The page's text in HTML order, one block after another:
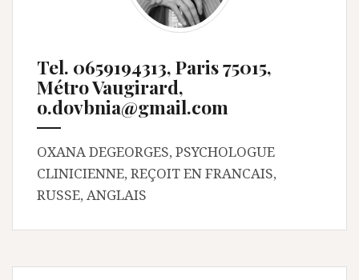
Tel. 0659194313, Paris 75015,
Métro Vaugirard,
o.dovbnia@gmail.com
OXANA DEGEORGES, PSYCHOLOGUE
CLINICIENNE, REÇOIT EN FRANCAIS,
RUSSE, ANGLAIS